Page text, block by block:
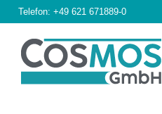
Telefon: +49 621 671889-0